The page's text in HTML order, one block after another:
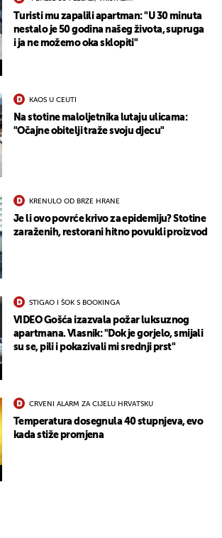
Turisti mu zapalili apartman: "U 30 minuta
nestalo je 50 godina našeg života, supruga
i ja ne možemo oka sklopiti"
KAOS U CEUTI
Na stotine maloljetnika lutaju ulicama:
"Očajne obitelji traže svoju djecu"
KRENULO OD BRZE HRANE
Je li ovo povrće krivo za epidemiju? Stotine
zaraženih, restorani hitno povukli proizvod
STIGAO I ŠOK S BOOKINGA
VIDEO Gošća izazvala požar luksuznog
apartmana. Vlasnik: "Dok je gorjelo, smijali
su se, pili i pokazivali mi srednji prst"
CRVENI ALARM ZA CIJELU HRVATSKU
Temperatura dosegnula 40 stupnjeva, evo
kada stiže promjena